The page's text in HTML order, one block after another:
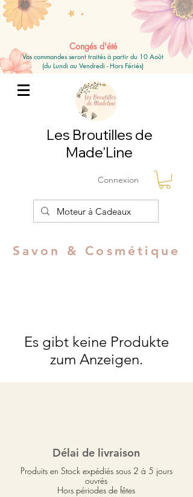
Congés d'été
Vos commandes seront traités à partir du 10 Août
(du Lundi au Vendredi - Hors Fériés)
Les Broutilles de
Made'Line
Connexion
Savon & Cosmétique
Es gibt keine Produkte
zum Anzeigen.
Délai de livraison
Produits en Stock expédiés sous 2 à 5 jours
ouvrés
Hors périodes de fêtes